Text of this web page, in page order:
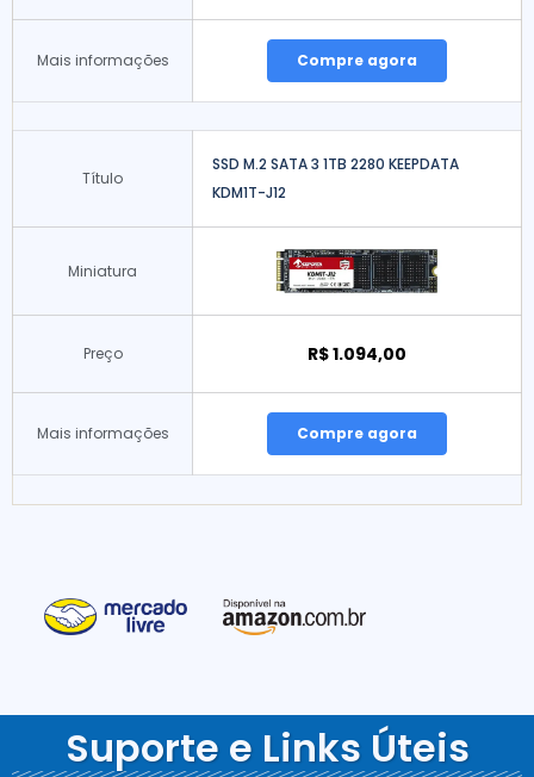
Mais informações Compre agora
Título
SSD M.2 SATA 3 1TB 2280 KEEPDATA
KDM1T-J12
Miniatura
Preço R$ 1.094,00
Mais informações Compre agora
Suporte e Links Úteis